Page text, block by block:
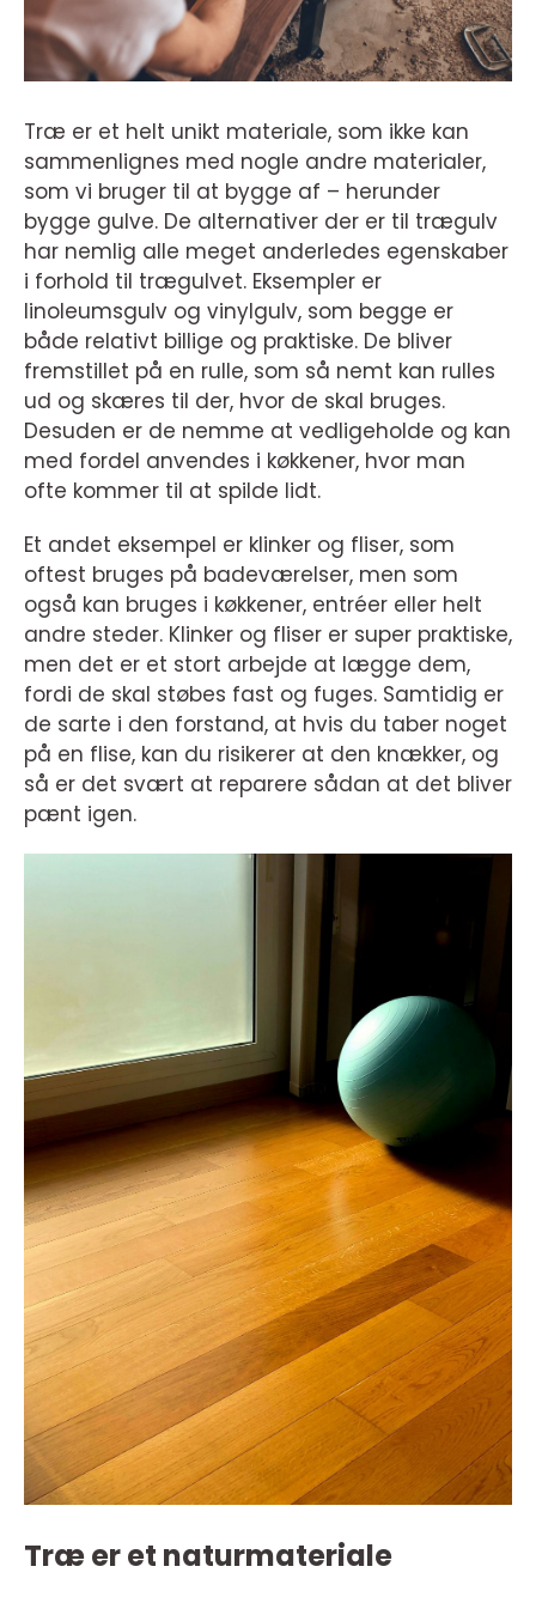
Træ er et helt unikt materiale, som ikke kan
sammenlignes med nogle andre materialer,
som vi bruger til at bygge af – herunder
bygge gulve. De alternativer der er til trægulv
har nemlig alle meget anderledes egenskaber
i forhold til trægulvet. Eksempler er
linoleumsgulv og vinylgulv, som begge er
både relativt billige og praktiske. De bliver
fremstillet på en rulle, som så nemt kan rulles
ud og skæres til der, hvor de skal bruges.
Desuden er de nemme at vedligeholde og kan
med fordel anvendes i køkkener, hvor man
ofte kommer til at spilde lidt.
Et andet eksempel er klinker og fliser, som
oftest bruges på badeværelser, men som
også kan bruges i køkkener, entréer eller helt
andre steder. Klinker og fliser er super praktiske,
men det er et stort arbejde at lægge dem,
fordi de skal støbes fast og fuges. Samtidig er
de sarte i den forstand, at hvis du taber noget
på en flise, kan du risikerer at den knækker, og
så er det svært at reparere sådan at det bliver
pænt igen.
Træ er et naturmateriale